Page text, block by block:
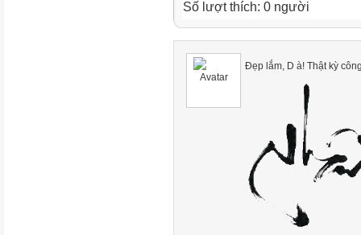
Số lượt thích: 0 người
Đẹp lắm, D à! Thật kỳ